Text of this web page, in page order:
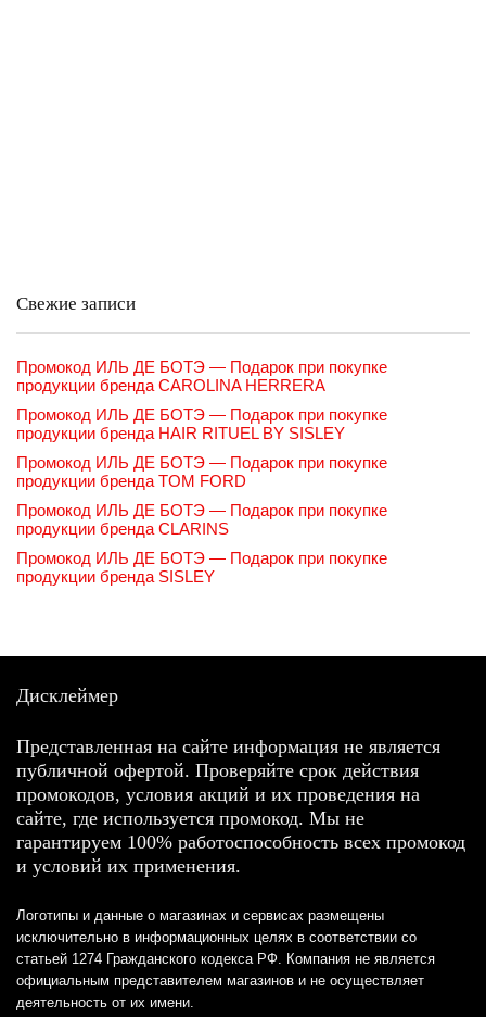
Свежие записи
Промокод ИЛЬ ДЕ БОТЭ — Подарок при покупке
продукции бренда CAROLINA HERRERA
Промокод ИЛЬ ДЕ БОТЭ — Подарок при покупке
продукции бренда HAIR RITUEL BY SISLEY
Промокод ИЛЬ ДЕ БОТЭ — Подарок при покупке
продукции бренда TOM FORD
Промокод ИЛЬ ДЕ БОТЭ — Подарок при покупке
продукции бренда CLARINS
Промокод ИЛЬ ДЕ БОТЭ — Подарок при покупке
продукции бренда SISLEY
Дисклеймер
Представленная на сайте информация не является
публичной офертой. Проверяйте срок действия
промокодов, условия акций и их проведения на
сайте, где используется промокод. Мы не
гарантируем 100% работоспособность всех промокод
и условий их применения.
Логотипы и данные о магазинах и сервисах размещены
исключительно в информационных целях в соответствии со
статьей 1274 Гражданского кодекса РФ. Компания не является
официальным представителем магазинов и не осуществляет
деятельность от их имени.